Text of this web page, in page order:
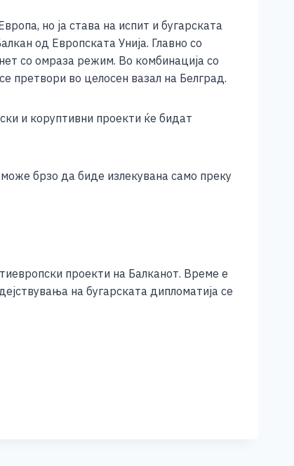
но ја става на испит и бугарската
од Европската Унија. Главно со
со омраза режим. Во комбинација со
претвори во целосен вазал на Белград.
и коруптивни проекти ќе бидат
брзо да биде излекувана само преку
проекти на Балканот. Време е
на бугарската дипломатија се